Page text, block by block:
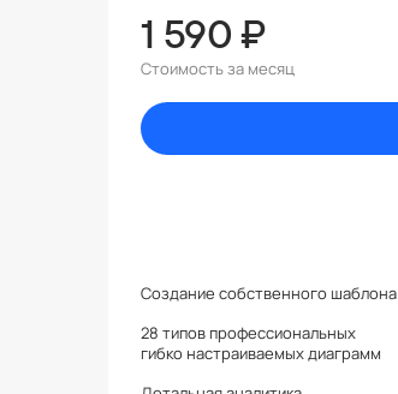
1 590 ₽
Стоимость за месяц
Создание собственного шаблона
28 типов профессиональных
гибко настраиваемых диаграмм